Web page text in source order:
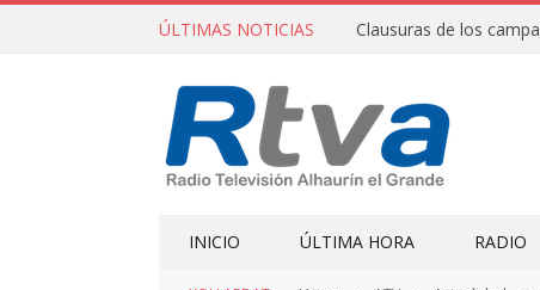
ÚLTIMAS NOTICIAS
INICIO ÚLTIMA HORA RADIO